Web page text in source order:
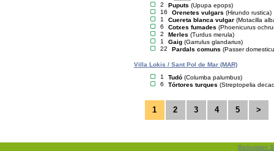
2 Puputs (Upupa epops)
16
Orenetes vulgars (Hirundo rustica)
1
Cuereta blanca vulgar (Motacilla
6
Cotxes fumades (Phoenicurus
2
Merles (Turdus merula)
1
Gaig (Garrulus glandarius)
22
Pardals comuns (Passer
Villa Lokis / Sant Pol de Mar (MAR)
1
Tudó (Columba palumbus)
6
Tórtores turques (Streptopelia
1 2 3 4 5 >
Biolovision